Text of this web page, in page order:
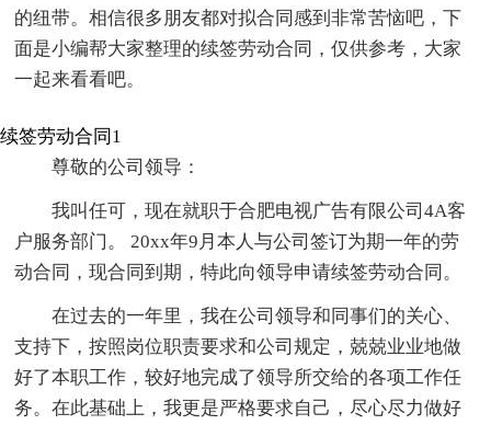
的纽带。相信很多朋友都对拟合同感到非常苦恼吧，下
面是小编帮大家整理的续签劳动合同，仅供参考，大家
一起来看看吧。
续签劳动合同1
尊敬的公司领导：
我叫任可，现在就职于合肥电视广告有限公司4A客
户服务部门。 20xx年9月本人与公司签订为期一年的劳
动合同，现合同到期，特此向领导申请续签劳动合同。
在过去的一年里，我在公司领导和同事们的关心、
支持下，按照岗位职责要求和公司规定，兢兢业业地做
好了本职工作，较好地完成了领导所交给的各项工作任
务。在此基础上，我更是严格要求自己，尽心尽力做好